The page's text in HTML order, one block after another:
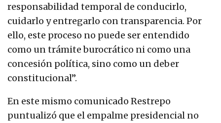
responsabilidad temporal de conducirlo,
cuidarlo y entregarlo con transparencia. Por
ello, este proceso no puede ser entendido
como un trámite burocrático ni como una
concesión política, sino como un deber
constitucional”.
En este mismo comunicado Restrepo
puntualizó que el empalme presidencial no